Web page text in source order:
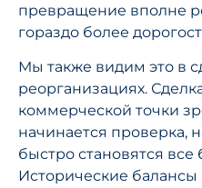
превращение вполне
гораздо более
Мы также видим это в
реорганизациях.
коммерческой точки
начинается проверка,
быстро становятся
Исторические